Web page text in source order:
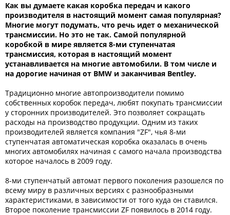
Как вы думаете какая коробка передач и какого
производителя в настоящий момент самая популярная?
Многие могут подумать, что речь идет о механической
трансмиссии. Но это не так. Самой популярной
коробкой в мире является 8-ми ступенчатая
трансмиссия, которая в настоящий момент
устанавливается на многие автомобили. В том числе и
на дорогие начиная от BMW и заканчивая Bentley.
Традиционно многие автопроизводители помимо
собственных коробок передач, любят покупать трансмиссии
у сторонних производителей. Это позволяет сокращать
расходы на производство продукции. Одним из таких
производителей является компания "ZF", чья 8-ми
ступенчатая автоматическая коробка оказалась в очень
многих автомобилях начиная с самого начала производства
которое началось в 2009 году.
8-ми ступенчатый автомат первого поколения разошелся по
всему миру в различных версиях с разнообразными
характеристиками, в зависимости от того куда он ставился.
Второе поколение трансмиссии ZF появилось в 2014 году.